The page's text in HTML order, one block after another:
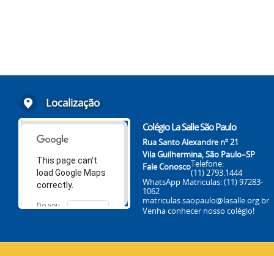
Localização
This page can't
load Google Maps
correctly.
Do you
OK
Colégio La Salle São Paulo
Rua Santo Alexandre nº 21
Vila Guilhermina, São Paulo–SP
Fale ConoscoTelefone:
(11) 2793.1444
WhatsApp Matriculas:(11) 97283-
1062
matriculas.saopaulo@lasalle.org.br
Venha conhecer nosso colégio!